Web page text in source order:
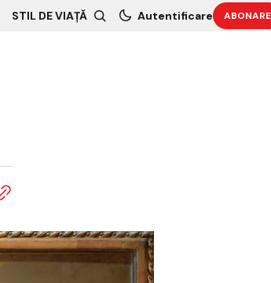
STIL DE VIAȚĂ Autentificare ABONARE